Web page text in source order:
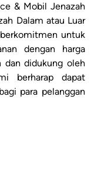
& Mobil Jenazah
Dalam atau Luar
untuk
dengan harga
dan didukung oleh
berharap dapat
para pelanggan